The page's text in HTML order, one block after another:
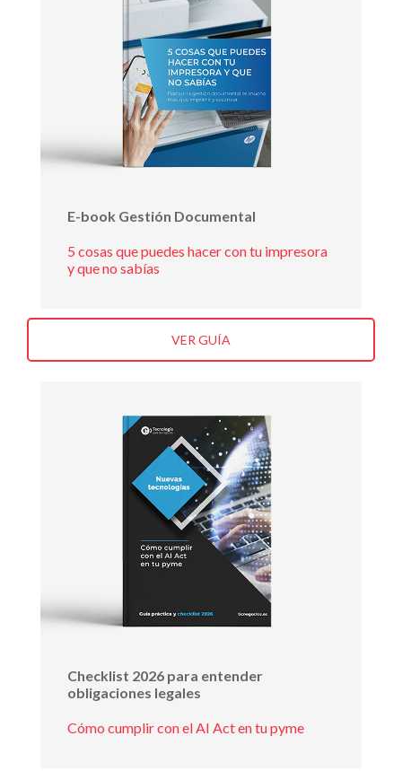
E-book Gestión Documental
5 cosas que puedes hacer con tu impresora
y que no sabías
VER GUÍA
Checklist 2026 para entender
obligaciones legales
Cómo cumplir con el AI Act en tu pyme